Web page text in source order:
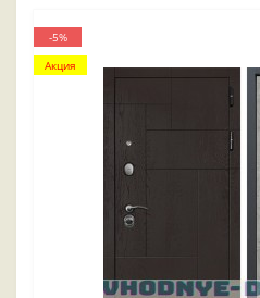
-5%
Акция